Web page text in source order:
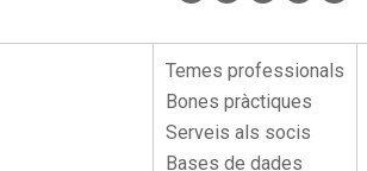
Menu
lateral
Temes professionals
Bones pràctiques
Serveis als socis
Bases de dades